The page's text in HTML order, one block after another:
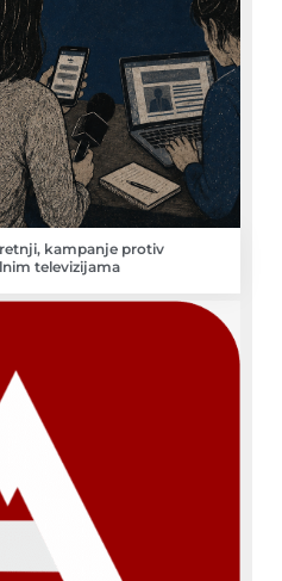
kampanje protiv
televizijama